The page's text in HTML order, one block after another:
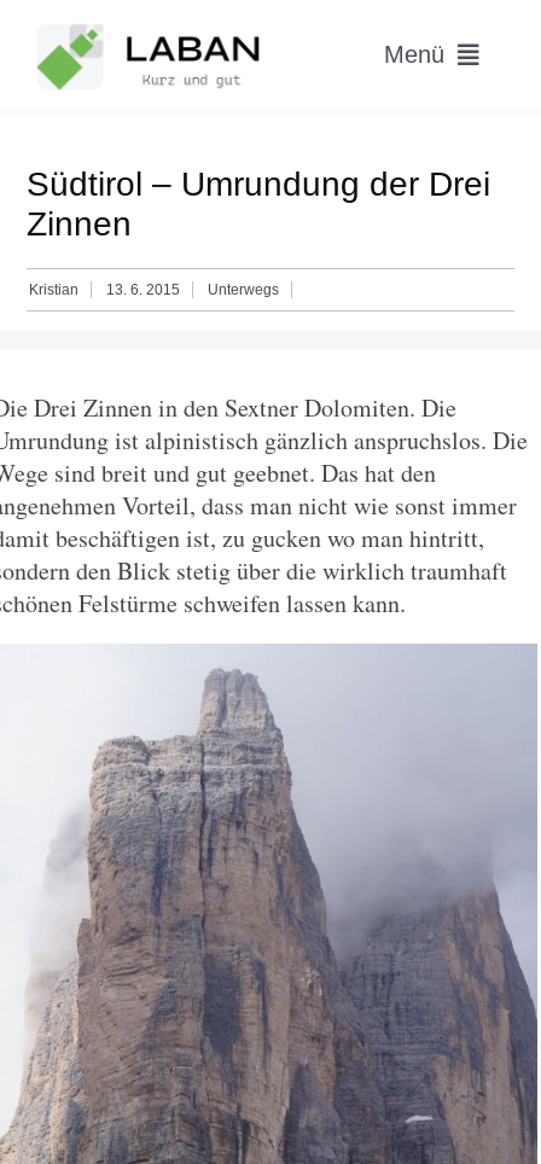
content
Menü
Worum geht’s?
Blog
Südtirol – Umrundung der Drei
Zinnen
Kristian 13. 6. 2015 Unterwegs
Drei Zinnen in den Sextner Dolomiten. Die
ist alpinistisch gänzlich anspruchslos. Die
sind breit und gut geebnet. Das hat den
Vorteil, dass man nicht wie sonst immer
beschäftigen ist, zu gucken wo man hintritt,
den Blick stetig über die wirklich traumhaft
Felstürme schweifen lassen kann.